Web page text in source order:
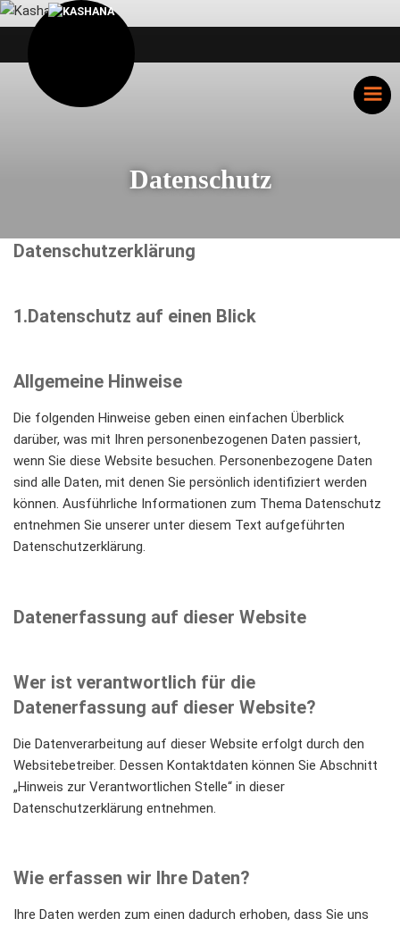
Datenschutz
Datenschutzerklärung
1.Datenschutz auf einen Blick
Allgemeine Hinweise
Die folgenden Hinweise geben einen einfachen Überblick
darüber, was mit Ihren personenbezogenen Daten passiert,
wenn Sie diese Website besuchen. Personenbezogene Daten
sind alle Daten, mit denen Sie persönlich identifiziert werden
können. Ausführliche Informationen zum Thema Datenschutz
entnehmen Sie unserer unter diesem Text aufgeführten
Datenschutzerklärung.
Datenerfassung auf dieser Website
Wer ist verantwortlich für die
Datenerfassung auf dieser Website?
Die Datenverarbeitung auf dieser Website erfolgt durch den
Websitebetreiber. Dessen Kontaktdaten können Sie Abschnitt
„Hinweis zur Verantwortlichen Stelle“ in dieser
Datenschutzerklärung entnehmen.
Wie erfassen wir Ihre Daten?
Ihre Daten werden zum einen dadurch erhoben, dass Sie uns